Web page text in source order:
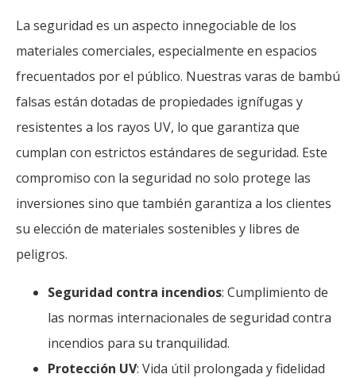
La seguridad es un aspecto innegociable de los
materiales comerciales, especialmente en espacios
frecuentados por el público. Nuestras varas de bambú
falsas están dotadas de propiedades ignífugas y
resistentes a los rayos UV, lo que garantiza que
cumplan con estrictos estándares de seguridad. Este
compromiso con la seguridad no solo protege las
inversiones sino que también garantiza a los clientes
su elección de materiales sostenibles y libres de
peligros.
Seguridad contra incendios: Cumplimiento de
las normas internacionales de seguridad contra
incendios para su tranquilidad.
Protección UV: Vida útil prolongada y fidelidad